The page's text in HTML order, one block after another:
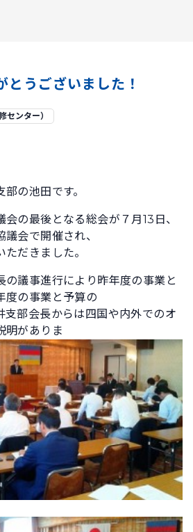
とうございました！
センター）
の池田です。
の最後となる総会が７月13日、
会で開催され、
だきました。
の議事進行により昨年度の事業と
度の事業と予算の
支部会長からは四国や内外でのオ
明がありま